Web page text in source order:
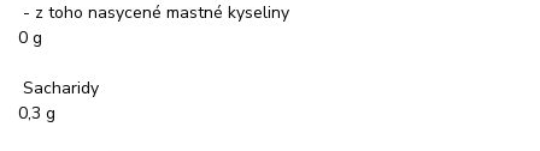
- z toho nasycené mastné kyseliny
0 g
Sacharidy
0,3 g